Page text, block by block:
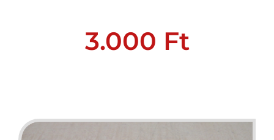
3.000 Ft